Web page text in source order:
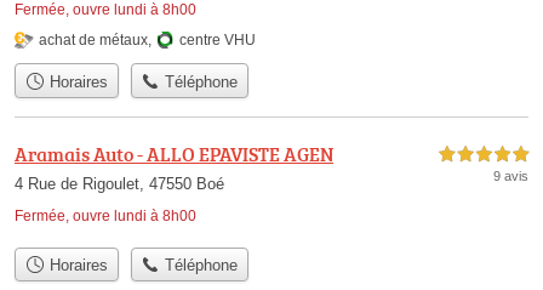
Fermée, ouvre lundi à 8h00
achat de métaux, centre VHU
Horaires Téléphone
Aramais Auto - ALLO EPAVISTE AGEN
4 Rue de Rigoulet, 47550 Boé
Fermée, ouvre lundi à 8h00
5,0 étoiles sur 5
9 avis
Horaires Téléphone